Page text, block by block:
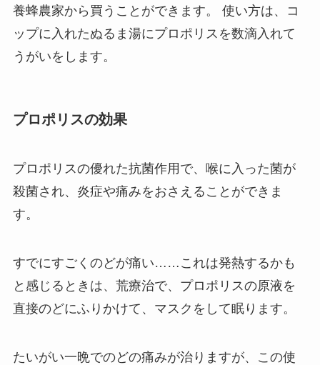
養蜂農家から買うことができます。 使い方は、コ
ップに入れたぬるま湯にプロポリスを数滴入れて
うがいをします。
プロポリスの効果
プロポリスの優れた抗菌作用で、喉に入った菌が
殺菌され、炎症や痛みをおさえることができま
す。
すでにすごくのどが痛い……これは発熱するかも
と感じるときは、荒療治で、プロポリスの原液を
直接のどにふりかけて、マスクをして眠ります。
たいがい一晩でのどの痛みが治りますが、この使